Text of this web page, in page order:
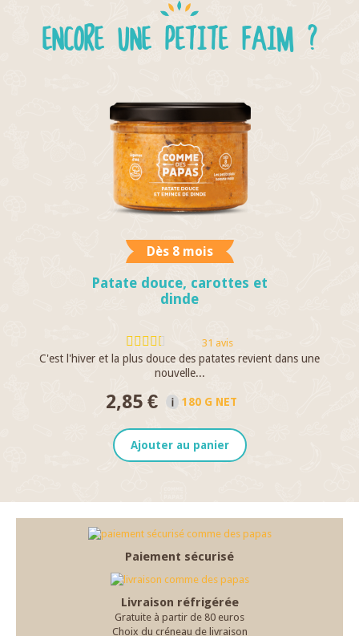
ENCORE UNE PETITE FAIM ?
Dès 8 mois
Patate douce, carottes et
dinde
31 avis
C'est l'hiver et la plus douce des patates revient dans une
nouvelle...
2,85 € 180 G NET
Ajouter au panier
Paiement sécurisé
Livraison réfrigérée
Gratuite à partir de 80 euros
Choix du créneau de livraison